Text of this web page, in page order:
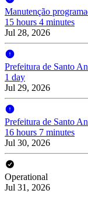
Manutenção
15 hours 4 minutes
Jul 28, 2026
Prefeitura de Santo
1 day
Jul 29, 2026
Prefeitura de Santo
16 hours 7 minutes
Jul 30, 2026
Operational
Jul 31, 2026